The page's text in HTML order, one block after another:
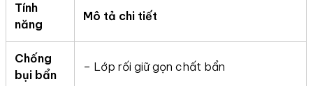
Tính
năng
Mô tả chi tiết
Chống
bụi bẩn
– Lớp rối giữ gọn chất bẩn